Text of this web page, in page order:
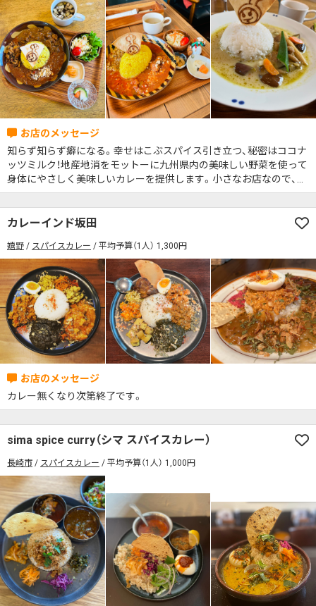
検索する
カード決済可 電子マネー決済可
#本日のカレー見た！で特典あり
検索する
知らず知らず癖になる。幸せはこぶスパイス引き立つ、秘密はココナ
ッツミルク！地産地消をモットーに九州県内の美味しい野菜を使って
身体にやさしく美味しいカレーを提供します。小さなお店なので、密
を避けるため、お越しの前にご連絡いただけると幸いです。
カレーインド坂田
嬉野 スパイスカレー 平均予算（1人） 1,300円
カレー無くなり次第終了です。
sima spice curry（シマ スパイスカレー）
長崎市 スパイスカレー 平均予算（1人） 1,000円